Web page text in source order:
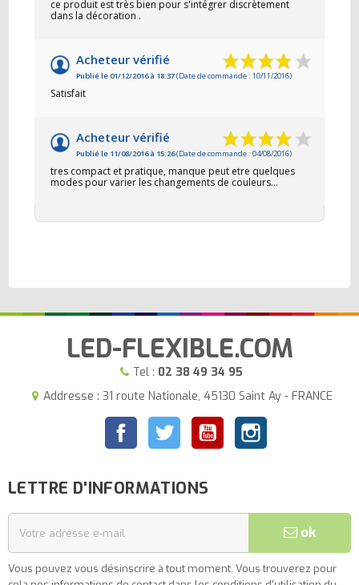
ce produit est très bien pour s'intégrer discrètement
dans la décoration .
Acheteur vérifié
Publié le 01/12/2016 à 18:37(Date de commande : 10/11/2016)
Satisfait
Acheteur vérifié
Publié le 11/08/2016 à 15:26(Date de commande : 04/08/2016)
tres compact et pratique, manque peut etre quelques
modes pour varier les changements de couleurs...
LED-FLEXIBLE.COM
Tel : 02 38 49 34 95
Addresse : 31 route Nationale, 45130 Saint Ay - FRANCE
FacebookTwitter YouTubeInstagram
LETTRE D'INFORMATIONS
ok
Vous pouvez vous désinscrire à tout moment. Vous trouverez pour